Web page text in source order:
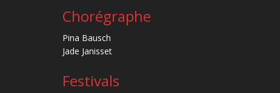
Chorégraphe
Pina Bausch
Jade Janisset
Festivals